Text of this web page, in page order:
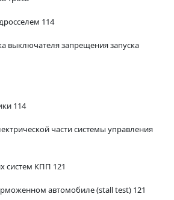
114
выключателя запрещения запуска
114
части системы управления
систем КПП 121
автомобиле (stall test) 121